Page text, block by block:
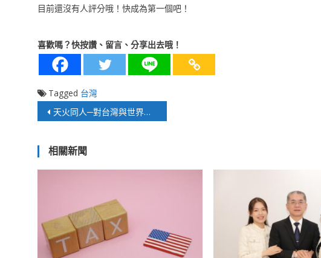
目前還沒有人評分哦！快成為第一個吧！
喜歡嗎？快按讚、留言、分享出去哦！
Tagged 台灣
文
導
天火同人─對台灣與世界局勢的啟示
相關新聞